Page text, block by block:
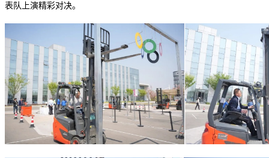
表队上演精彩对决。